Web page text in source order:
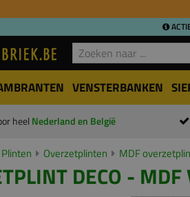
VENSTERBANKEN
heel Nederland en België
Plinten Overzetplinten MDF
DECO -